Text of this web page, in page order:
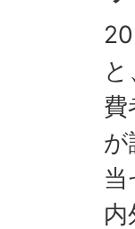
費
が